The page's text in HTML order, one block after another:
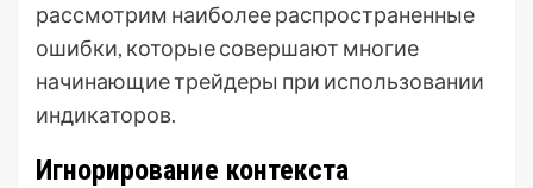
рассмотрим наиболее распространенные
ошибки, которые совершают многие
начинающие трейдеры при использовании
индикаторов.
Игнорирование контекста